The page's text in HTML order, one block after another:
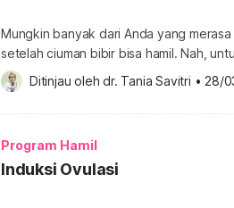
Mungkin banyak dari Anda yang
setelah ciuman bibir bisa hamil. Nah,
perlu memahami terlebih dahulu
pembahasan di bawah ini. Apakah
ciuman bibir bisa hamil banyak
Ditinjau oleh dr. Tania Savitri • 28/
Program Hamil
Induksi Ovulasi